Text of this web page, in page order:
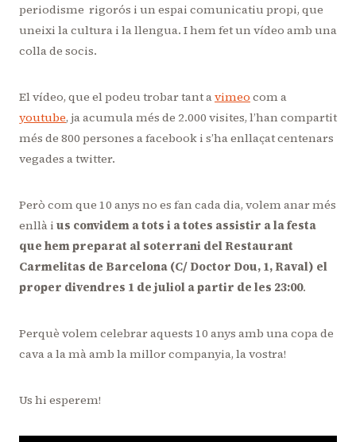
periodisme rigorós i un espai comunicatiu propi, que
uneixi la cultura i la llengua. I hem fet un vídeo amb una
colla de socis.
El vídeo, que el podeu trobar tant avimeo com a
youtube, ja acumula més de 2.000 visites, l’han compartit
més de 800 persones a facebook i s’ha enllaçat centenars
vegades a twitter.
Però com que 10 anys no es fan cada dia, volem anar més
enllà i us convidem a tots i a totes assistir a la festa
que hem preparat al soterrani del Restaurant
Carmelitas de Barcelona (C/ Doctor Dou, 1, Raval) el
proper divendres 1 de juliol a partir de les 23:00.
Perquè volem celebrar aquests 10 anys amb una copa de
cava a la mà amb la millor companyia, la vostra!
Us hi esperem!